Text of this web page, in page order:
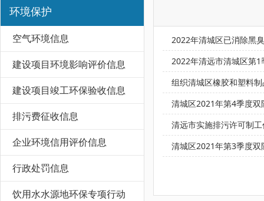
环境保护
空气环境信息
建设项目环境影响评价信息
建设项目竣工环保验收信息
排污费征收信息
企业环境信用评价信息
行政处罚信息
饮用水水源地环保专项行动
2022年清城区已消除黑
2022年清远市清城区第
组织清城区橡胶和塑料
清城区2021年第4季度
清远市实施排污许可制
清城区2021年第3季度